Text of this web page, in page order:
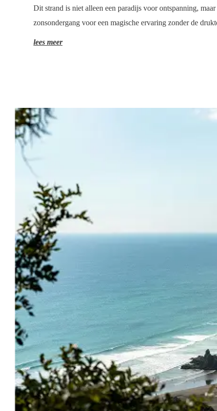
lees meer
Dit strand is niet alleen een paradijs voor ontspanning,
zonsondergang voor een magische ervaring zonder de